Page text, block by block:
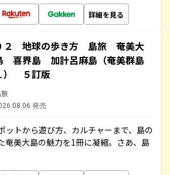
詳細を見る
２ 地球の歩き方 島旅 奄美大
喜界島 加計呂麻島（奄美群島
） ５訂版
発売
トから遊び方、カルチャーまで、島の
奄美大島の魅力を1冊に凝縮。さあ、島